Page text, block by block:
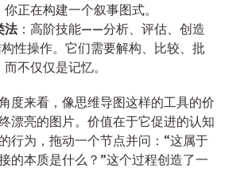
正在构建一个叙事图式。
法：高阶技能——分析、评估、创造
性操作。它们需要解构、比较、批
不仅仅是记忆。
度来看，像思维导图这样的工具的价
漂亮的图片。价值在于它促进的认知
行为，拖动一个节点并问：“这属于
的本质是什么？”这个过程创造了一